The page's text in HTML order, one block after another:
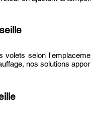
volets selon
nos solutions